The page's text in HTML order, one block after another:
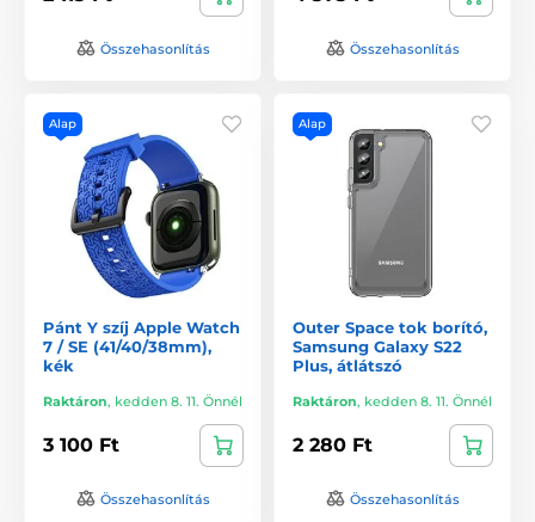
Összehasonlítás Összehasonlítás
Alap
Pánt Y szíj Apple Watch
7 / SE (41/40/38mm),
kék
Raktáron, kedden 8. 11. Önnél
3 100 Ft
Összehasonlítás
Alap
Outer Space tok borító,
Samsung Galaxy S22
Plus, átlátszó
Raktáron, kedden 8. 11. Önnél
2 280 Ft
Összehasonlítás